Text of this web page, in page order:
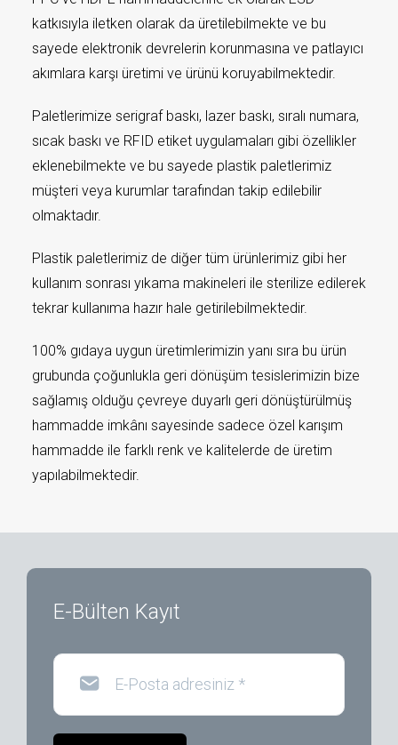
katkısıyla iletken olarak da üretilebilmekte ve bu
sayede elektronik devrelerin korunmasına ve patlayıcı
akımlara karşı üretimi ve ürünü koruyabilmektedir.
Paletlerimize serigraf baskı, lazer baskı, sıralı numara,
sıcak baskı ve RFID etiket uygulamaları gibi özellikler
eklenebilmekte ve bu sayede plastik paletlerimiz
müşteri veya kurumlar tarafından takip edilebilir
olmaktadır.
Plastik paletlerimiz de diğer tüm ürünlerimiz gibi her
kullanım sonrası yıkama makineleri ile sterilize edilerek
tekrar kullanıma hazır hale getirilebilmektedir.
100% gıdaya uygun üretimlerimizin yanı sıra bu ürün
grubunda çoğunlukla geri dönüşüm tesislerimizin bize
sağlamış olduğu çevreye duyarlı geri dönüştürülmüş
hammadde imkânı sayesinde sadece özel karışım
hammadde ile farklı renk ve kalitelerde de üretim
yapılabilmektedir.
E-Bülten Kayıt
E-Posta adresiniz *